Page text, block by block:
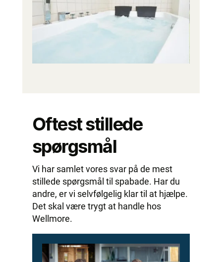
Oftest stillede
spørgsmål
Vi har samlet vores svar på de mest
stillede spørgsmål til spabade. Har du
andre, er vi selvfølgelig klar til at hjælpe.
Det skal være trygt at handle hos
Wellmore.